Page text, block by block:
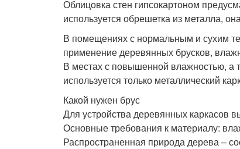
Облицовка стен гипсокартоном
используется обрешетка из металла,
В помещениях с нормальным и сухим
применение деревянных брусков,
В местах с повышенной влажностью, а
используется только металлический
Какой нужен брус
Для устройства деревянных каркасов
Основные требования к материалу:
Распространенная природа дерева –